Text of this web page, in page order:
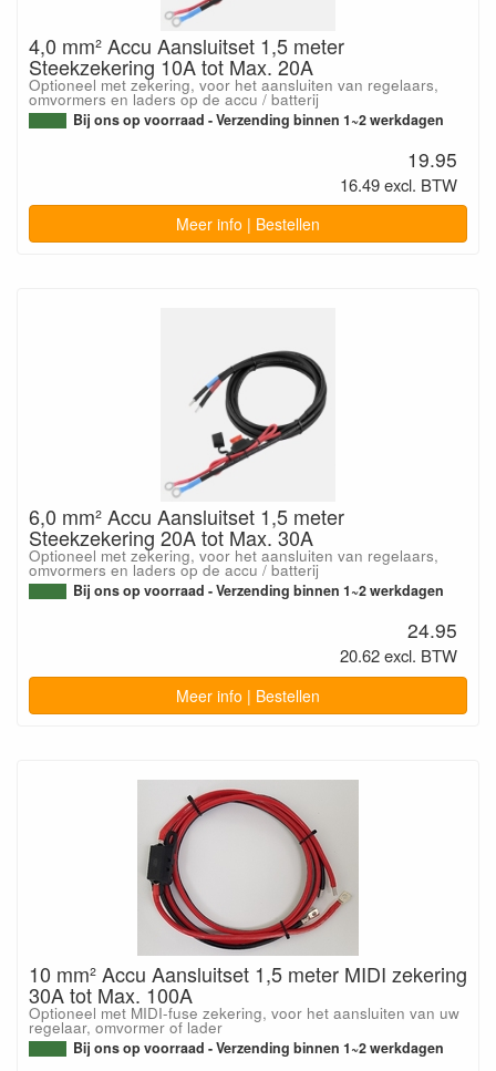
4,0 mm² Accu Aansluitset 1,5 meter
Steekzekering 10A tot Max. 20A
Optioneel met zekering, voor het aansluiten van regelaars,
omvormers en laders op de accu / batterij
Bij ons op voorraad - Verzending binnen 1~2 werkdagen
19.95
16.49 excl. BTW
Meer info | Bestellen
6,0 mm² Accu Aansluitset 1,5 meter
Steekzekering 20A tot Max. 30A
Optioneel met zekering, voor het aansluiten van regelaars,
omvormers en laders op de accu / batterij
Bij ons op voorraad - Verzending binnen 1~2 werkdagen
24.95
20.62 excl. BTW
Meer info | Bestellen
10 mm² Accu Aansluitset 1,5 meter MIDI zekering
30A tot Max. 100A
Optioneel met MIDI-fuse zekering, voor het aansluiten van uw
regelaar, omvormer of lader
Bij ons op voorraad - Verzending binnen 1~2 werkdagen